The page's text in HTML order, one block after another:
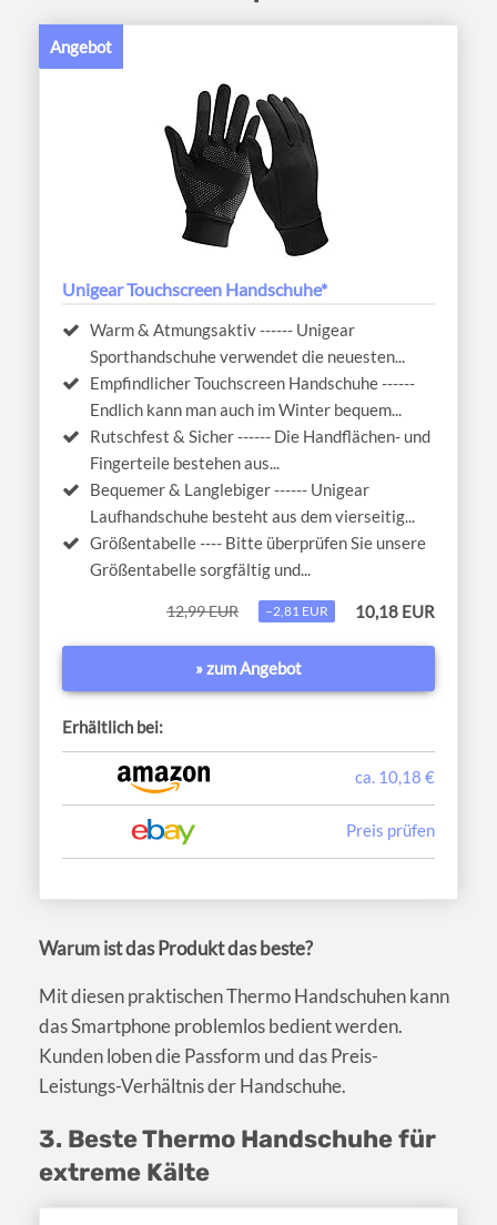
Angebot
Unigear Touchscreen Handschuhe*
Warm & Atmungsaktiv ------ Unigear
Sporthandschuhe verwendet die neuesten...
Empfindlicher Touchscreen Handschuhe ------
Endlich kann man auch im Winter bequem...
Rutschfest & Sicher ------ Die Handflächen- und
Fingerteile bestehen aus...
Bequemer & Langlebiger ------ Unigear
Laufhandschuhe besteht aus dem vierseitig...
Größentabelle ---- Bitte überprüfen Sie unsere
Größentabelle sorgfältig und...
12,99 EUR −2,81 EUR 10,18 EUR
» zum Angebot
Erhältlich bei:
ca. 10,18 €
Preis prüfen
Warum ist das Produkt das beste?
Mit diesen praktischen Thermo Handschuhen kann
das Smartphone problemlos bedient werden.
Kunden loben die Passform und das Preis-
Leistungs-Verhältnis der Handschuhe.
3. Beste Thermo Handschuhe für
extreme Kälte